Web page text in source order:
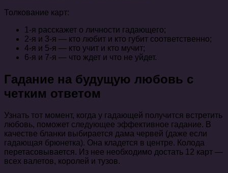
Толкование карт:
1-я расскажет о личности гадающего;
2-я и 3-я — кто любит и кто губит соответственно;
4-я и 5-я — кто учит и кто мучит;
6-я и 7-я — что ждет и что не уйдет.
Гадание на будущую любовь с
четким ответом
Узнать тот момент, когда у гадающей получится встретить
любовь, поможет следующее эффективное гадание. В
качестве бланки выбирается дама червей (даже если
гадающая брюнетка). Она кладется в центре. Колода
перетасовывается. Из нее необходимо достать 12 карт —
всех валетов, королей и тузов.